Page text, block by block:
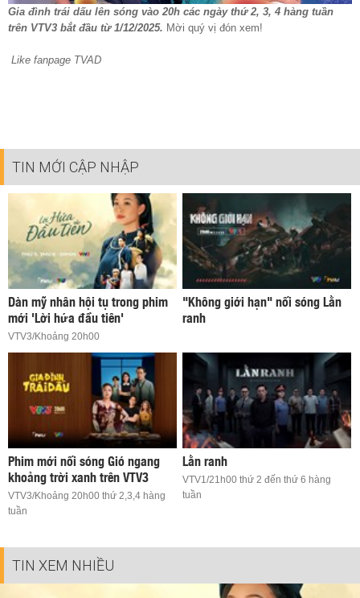
Gia đình trái dấu lên sóng vào 20h các ngày thứ 2, 3, 4 hàng tuần
trên VTV3 bắt đầu từ 1/12/2025. Mời quý vị đón xem!
Like fanpage TVAD
TIN MỚI CẬP NHẬP
Dàn mỹ nhân hội tụ trong phim
mới 'Lời hứa đầu tiên'
VTV3/Khoảng 20h00
"Không giới hạn" nối sóng Lằn
ranh
Phim mới nối sóng Gió ngang
khoảng trời xanh trên VTV3
VTV3/Khoảng 20h00 thứ 2,3,4 hàng
tuần
Lằn ranh
VTV1/21h00 thứ 2 đến thứ 6 hàng
tuần
TIN XEM NHIỀU